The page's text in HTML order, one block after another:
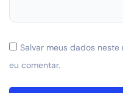
Salvar meus dados
eu comentar.